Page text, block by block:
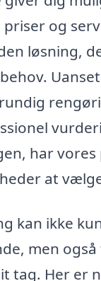
og
løsning,
har vores
at
kan ikke
men
tag. Her er